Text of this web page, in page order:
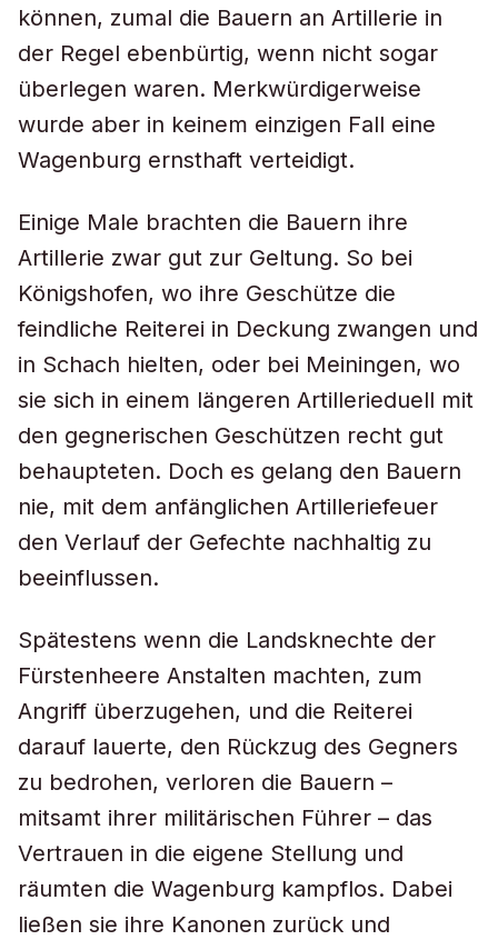
können, zumal die Bauern an Artillerie in
der Regel ebenbürtig, wenn nicht sogar
überlegen waren. Merkwürdigerweise
wurde aber in keinem einzigen Fall eine
Wagenburg ernsthaft verteidigt.
Einige Male brachten die Bauern ihre
Artillerie zwar gut zur Geltung. So bei
Königshofen, wo ihre Geschütze die
feindliche Reiterei in Deckung zwangen und
in Schach hielten, oder bei Meiningen, wo
sie sich in einem längeren Artillerieduell mit
den gegnerischen Geschützen recht gut
behaupteten. Doch es gelang den Bauern
nie, mit dem anfänglichen Artilleriefeuer
den Verlauf der Gefechte nachhaltig zu
beeinflussen.
Spätestens wenn die Landsknechte der
Fürstenheere Anstalten machten, zum
Angriff überzugehen, und die Reiterei
darauf lauerte, den Rückzug des Gegners
zu bedrohen, verloren die Bauern –
mitsamt ihrer militärischen Führer – das
Vertrauen in die eigene Stellung und
räumten die Wagenburg kampflos. Dabei
ließen sie ihre Kanonen zurück und